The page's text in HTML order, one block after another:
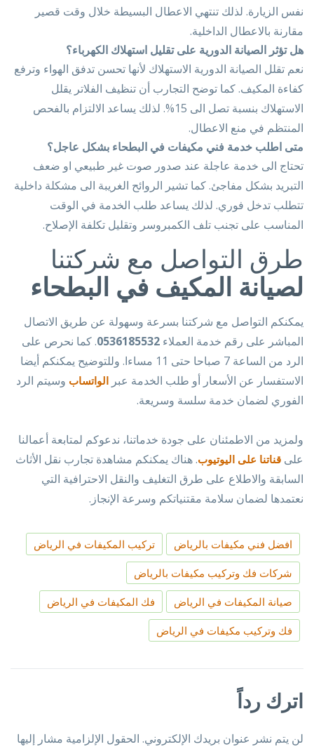
نفس الزيارة. لذلك تنتهي الاعطال البسيطة خلال وقت قصير
مقارنة بالاعطال الداخلية.
هل تؤثر الصيانة الدورية على تقليل استهلاك الكهرباء؟
نعم تقلل الصيانة الدورية الاستهلاك لأنها تحسن تدفق الهواء وترفع
كفاءة المكيف. كما توضح التجارب أن تنظيف الفلاتر يقلل
الاستهلاك بنسبة تصل الى 15%. لذلك يساعد الالتزام بالفحص
المنتظم في منع الاعطال.
متى اطلب خدمة فني مكيفات في البطحاء بشكل عاجل؟
تحتاج الى خدمة عاجلة عند صدور صوت غير طبيعي او ضعف
التبريد بشكل مفاجئ. كما تشير الروائح الغريبة الى مشكلة داخلية
تتطلب تدخل فوري. لذلك يساعد طلب الخدمة في الوقت
المناسب على تجنب تلف الكمبروسر وتقليل تكلفة الإصلاح.
طرق التواصل مع شركتنا
لصيانة المكيف في البطحاء
يمكنكم التواصل مع شركتنا بسرعة وسهولة عن طريق الاتصال
المباشر على رقم خدمة العملاء 0536185532. كما نحرص على
الرد من الساعة 7 صباحا حتى 11 مساءا. وللتوضيح يمكنكم أيضا
الاستفسار عن الأسعار أو طلب الخدمة عبر الواتساب وسيتم الرد
الفوري لضمان خدمة سلسة وسريعة.
ولمزيد من الاطمئنان على جودة خدماتنا، ندعوكم لمتابعة أعمالنا
على قناتنا على اليوتيوب. هناك يمكنكم مشاهدة تجارب نقل الأثاث
السابقة والاطلاع على طرق التغليف والنقل الاحترافية التي
نعتمدها لضمان سلامة مقتنياتكم وسرعة الإنجاز.
افضل فني مكيفات بالرياض تركيب المكيفات في الرياض
شركات فك وتركيب مكيفات بالرياض
صيانة المكيفات في الرياض فك المكيفات في الرياض
فك وتركيب مكيفات في الرياض
اترك رداً
لن يتم نشر عنوان بريدك الإلكتروني. الحقول الإلزامية مشار إليها